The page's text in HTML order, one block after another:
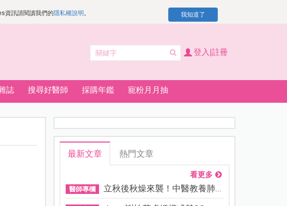
資訊請閱讀我們的隱私權說明 。 我知道了
登入|註冊
誌 搜尋好醫師 採購年鑑 寵粉月月抽
最新文章 熱門文章
看更多
醫師專欄 立秋後秋燥來襲！中醫教養肺...